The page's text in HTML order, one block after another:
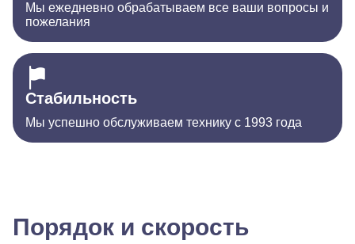
Мы ежедневно обрабатываем все ваши вопросы и
пожелания
Стабильность
Мы успешно обслуживаем технику с 1993 года
Порядок и скорость